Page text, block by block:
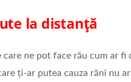
la distanță
ne pot face rău cum ar fi
ți-ar putea cauza răni nu